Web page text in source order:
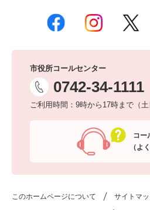
市役所コールセンター
0742-34-1111
ご利用時間：9時から17時まで（土
コー
（よ
このホームページについて サイトマ